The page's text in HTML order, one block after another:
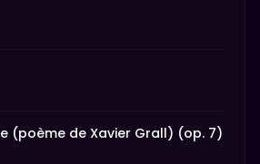
(poème de Xavier Grall) (op. 7)